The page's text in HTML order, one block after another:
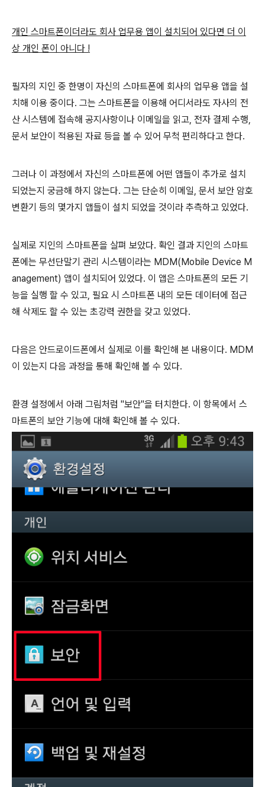
개인 스마트폰이더라도 회사 업무용 앱이 설치되어 있다면 더 이
상 개인 폰이 아니다 !
필자의 지인 중 한명이 자신의 스마트폰에 회사의 업무용 앱을 설
치해 이용 중이다. 그는 스마트폰을 이용해 어디서라도 자사의 전
산 시스템에 접속해 공지사항이나 이메일을 읽고, 전자 결제 수행,
문서 보안이 적용된 자료 등을 볼 수 있어 무척 편리하다고 한다.
그러나 이 과정에서 자신의 스마트폰에 어떤 앱들이 추가로 설치
되었는지 궁금해 하지 않는다. 그는 단순히 이메일, 문서 보안 암호
변환기 등의 몇가지 앱들이 설치 되었을 것이라 추측하고 있었다.
실제로 지인의 스마트폰을 살펴 보았다. 확인 결과 지인의 스마트
폰에는 무선단말기 관리 시스템이라는 MDM(Mobile Device M
anagement) 앱이 설치되어 있었다. 이 앱은 스마트폰의 모든 기
능을 실행 할 수 있고, 필요 시 스마트폰 내의 모든 데이터에 접근
해 삭제도 할 수 있는 초강력 권한을 갖고 있었다.
다음은 안드로이드폰에서 실제로 이를 확인해 본 내용이다. MDM
이 있는지 다음 과정을 통해 확인해 볼 수 있다.
환경 설정에서 아래 그림처럼 "보안"을 터치한다. 이 항목에서 스
마트폰의 보안 기능에 대해 확인해 볼 수 있다.